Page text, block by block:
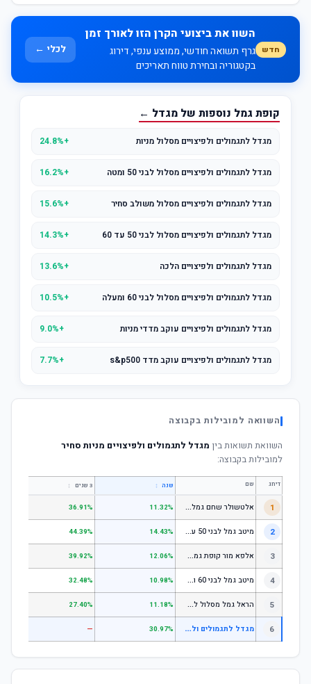
חדש
השוו את ביצועי הקרן הזו לאורך זמן
גרף תשואה חודשי, ממוצע ענפי, דירוג
בקטגוריה ובחירת טווח תאריכים
לכלי ←
קופת גמל נוספות של מגדל ←
מגדל לתגמולים ולפיצויים מסלול מניות +24.8%
מגדל לתגמולים ולפיצויים מסלול לבני 50 ומטה +16.2%
מגדל לתגמולים ולפיצויים מסלול משולב סחיר +15.6%
מגדל לתגמולים ולפיצויים מסלול לבני 50 עד 60 +14.3%
מגדל לתגמולים ולפיצויים הלכה +13.6%
מגדל לתגמולים ולפיצויים מסלול לבני 60 ומעלה +10.5%
מגדל לתגמולים ולפיצויים עוקב מדדי מניות +9.0%
מגדל לתגמולים ולפיצויים עוקב מדד s&p500 +7.7%
השוואה למובילות בקבוצה
השוואת תשואות בין מגדל לתגמולים ולפיצויים מניות סחיר
למובילות בקבוצה:
דירוג שם שנה ↕ 3 שנים ↕
1 א
לטשולר שחם גמל לבני 50 עד 60 11.32%
36.91%
2 מ
יטב גמל לבני 50 עד 60 14.43%
44.39%
3 א
לפא מור קופת גמל לחיסכון, קופת גמל לתגמולים וקופת גמל אישית לפיצויים - לבני 50 עד 60 12.06%
39.92%
4 מ
יטב גמל לבני 60 ומעלה 10.98%
32.48%
5 ה
ראל גמל מסלול לגילאי 60 ומעלה 11.18%
27.40%
6 מ
גדל לתגמולים ולפיצויים מניות סחיר 30.97%
—